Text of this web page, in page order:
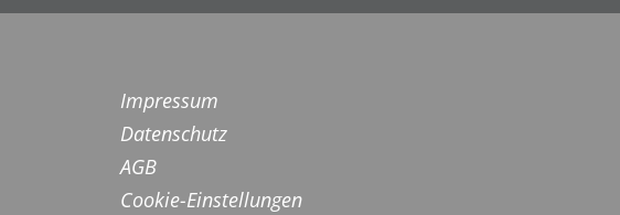
Impressum
Datenschutz
AGB
Cookie-Einstellungen